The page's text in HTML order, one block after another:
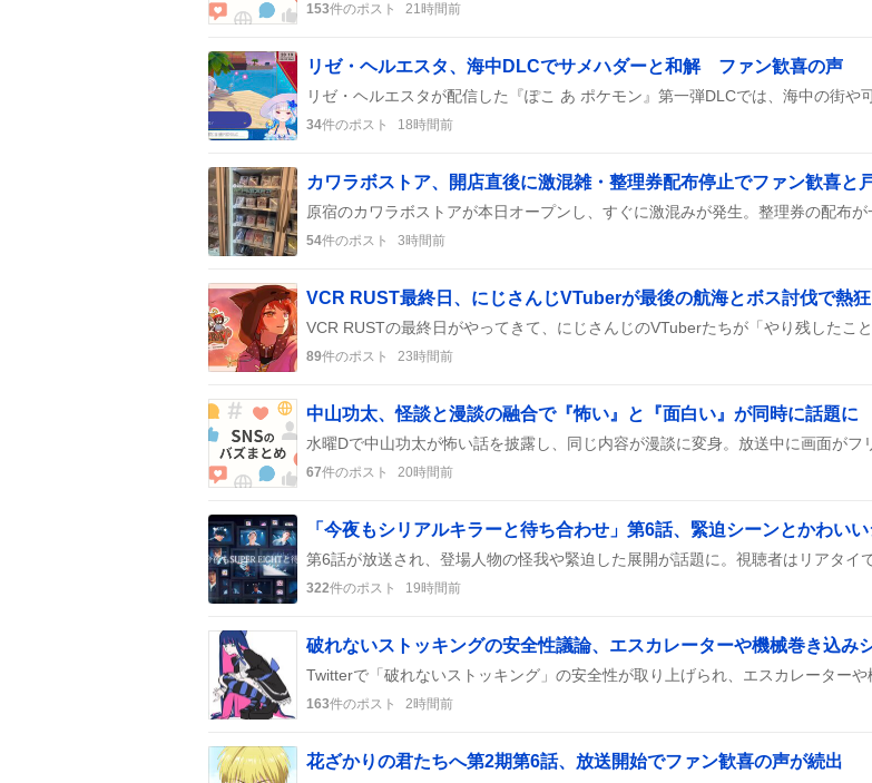
153件のポスト 21時間前
リゼ・ヘルエスタ、海中DLCでサメハダーと和解 ファン歓喜の声
34件のポスト 18時間前
54件のポスト 3時間前
VCR RUST最終日、にじさんじVTuberが最後の航海とボス討伐で熱狂
89件のポスト 23時間前
中山功太、怪談と漫談の融合で『怖い』と『面白い』が同時に話題に
67件のポスト 20時間前
322件のポスト 19時間前
163件のポスト 2時間前
花ざかりの君たちへ第2期第6話、放送開始でファン歓喜の声が続出